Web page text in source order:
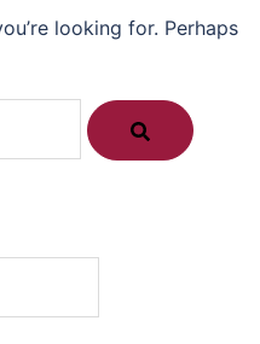
looking for. Perhaps